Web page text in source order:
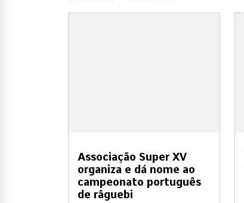
Associação Super XV
organiza e dá nome ao
campeonato português
de râguebi